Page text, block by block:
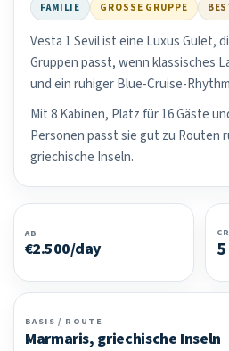
FAMILIE GROSSE GRUPPE
Vesta 1 Sevil ist eine Luxus Gulet,
Gruppen passt, wenn klassisches
und ein ruhiger Blue-Cruise-
Mit 8 Kabinen, Platz für 16 Gäste
Personen passt sie gut zu Routen
griechische Inseln.
AB
€2.500/day 5
BASIS / ROUTE
Marmaris, griechische Inseln